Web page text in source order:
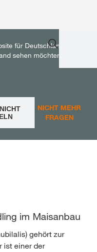
für Deutschland.
sehen möchten,
NICHT MEHR
FRAGEN
im Maisanbau
gehört zur
ist einer der